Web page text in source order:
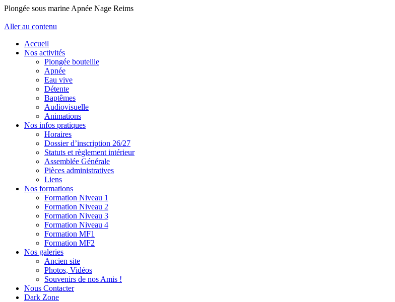
Plongée sous marine Apnée Nage Reims
Aller au contenu
Accueil
Nos activités
Plongée bouteille
Apnée
Eau vive
Détente
Baptêmes
Audiovisuelle
Animations
Nos infos pratiques
Horaires
Dossier d’inscription 26/27
Statuts et règlement intérieur
Assemblée Générale
Pièces administratives
Liens
Nos formations
Formation Niveau 1
Formation Niveau 2
Formation Niveau 3
Formation Niveau 4
Formation MF1
Formation MF2
Nos galeries
Ancien site
Photos, Vidéos
Souvenirs de nos Amis !
Nous Contacter
Dark Zone